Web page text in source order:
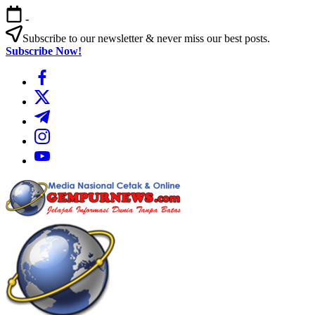
Skip
to
content
-
Subscribe to our newsletter & never miss our best posts.
Subscribe Now!
https://www.facebook.com/
https://twitter.com/
https://t.me/
https://www.instagram.com/
https://youtube.com/